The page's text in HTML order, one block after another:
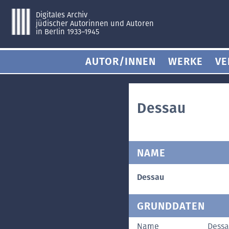
Digitales Archiv
jüdischer Autorinnen und Autoren
in Berlin 1933–1945
AUTOR/INNEN WERKE
Dessau
NAME
Dessau
GRUNDDATEN
Name